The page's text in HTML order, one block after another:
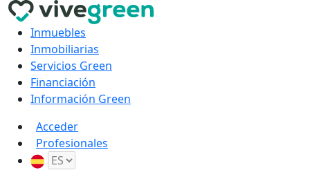
Inmuebles
Inmobiliarias
Servicios Green
Financiación
Información Green
Acceder
Profesionales